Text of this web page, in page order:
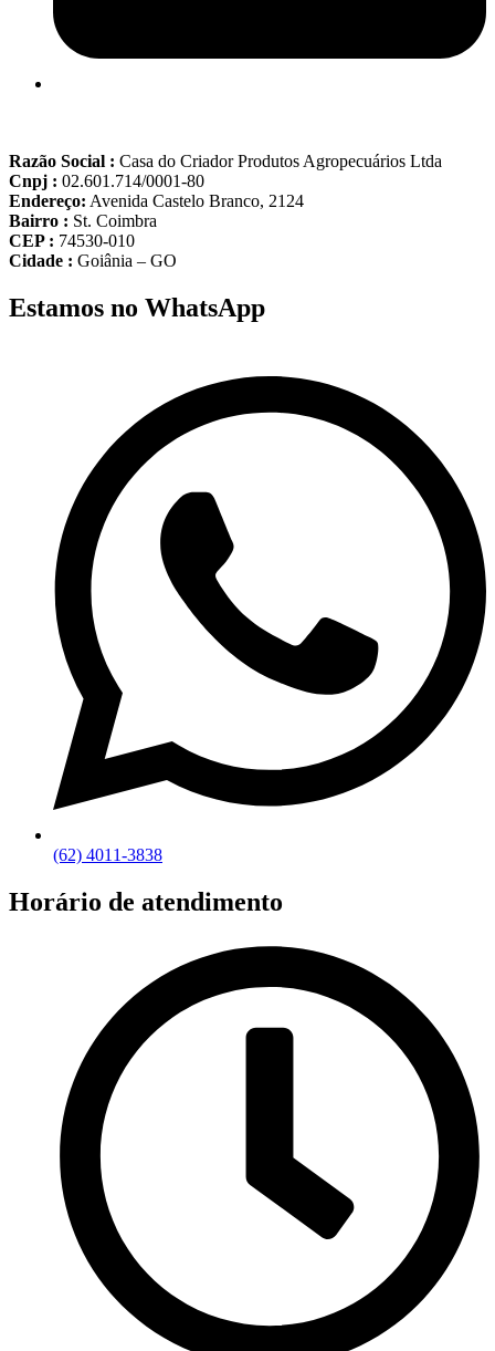
Razão Social : Casa do Criador Produtos Agropecuários Ltda
Cnpj : 02.601.714/0001-80
Endereço: Avenida Castelo Branco, 2124
Bairro : St. Coimbra
CEP : 74530-010
Cidade : Goiânia – GO
Estamos no WhatsApp
(62) 4011-3838
Horário de atendimento